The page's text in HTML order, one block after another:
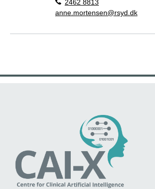
2462 8813
anne.mortensen@rsyd.dk